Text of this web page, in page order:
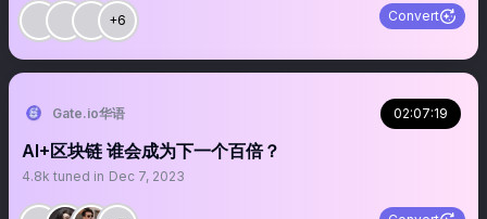
+6 Convert
Gate.io华语 02:07:19
AI+区块链 谁会成为下一个百倍？
4.8k tuned in Dec 7, 2023